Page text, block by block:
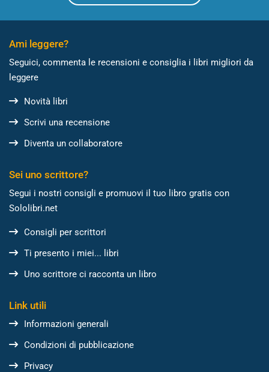
Ami leggere?
Seguici, commenta le recensioni e consiglia i libri migliori da
leggere
Novità libri
Scrivi una recensione
Diventa un collaboratore
Sei uno scrittore?
Segui i nostri consigli e promuovi il tuo libro gratis con
Sololibri.net
Consigli per scrittori
Ti presento i miei... libri
Uno scrittore ci racconta un libro
Link utili
Informazioni generali
Condizioni di pubblicazione
Privacy